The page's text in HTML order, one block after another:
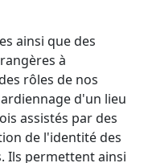
ainsi que des
à
rôles de nos
d'un lieu
assistés par des
de l'identité des
Ils permettent ainsi